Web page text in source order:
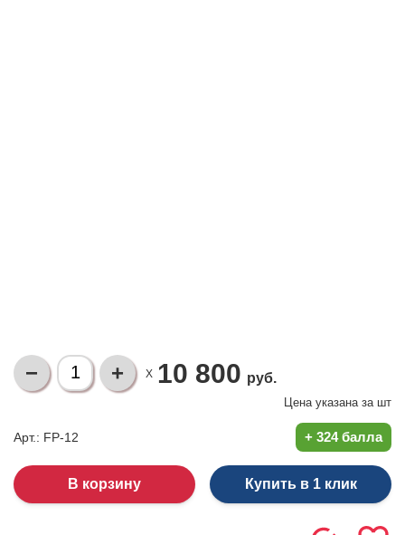
X 10 800 руб.
Цена указана за шт
Арт.: FP-12 + 324 балла
Купить в 1 клик